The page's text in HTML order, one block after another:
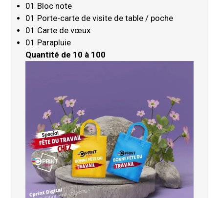
01 Bloc note
01 Porte-carte de visite de table / poche
01 Carte de vœux
01 Parapluie
Quantité de 10 à 100